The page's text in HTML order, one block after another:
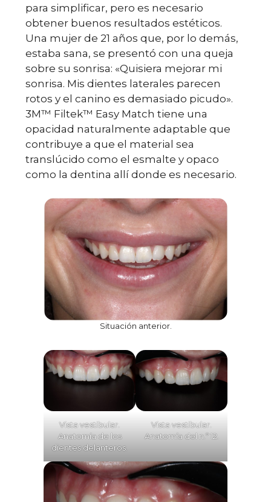
para simplificar, pero es necesario
obtener buenos resultados estéticos.
Una mujer de 21 años que, por lo demás,
estaba sana, se presentó con una queja
sobre su sonrisa: «Quisiera mejorar mi
sonrisa. Mis dientes laterales parecen
rotos y el canino es demasiado picudo».
3M™ Filtek™ Easy Match tiene una
opacidad naturalmente adaptable que
contribuye a que el material sea
translúcido como el esmalte y opaco
como la dentina allí donde es necesario.
Situación anterior.
Vista vestibular.
Anatomía de los
dientes delanteros.
Vista vestibular.
Anatomía del n.º 12.